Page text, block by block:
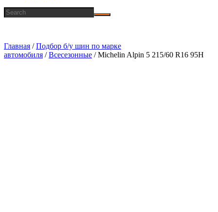
Главная /Подбор б/у шин по марке
автомобиля /Всесезонные / Michelin Alpin 5 215/60 R16 95H